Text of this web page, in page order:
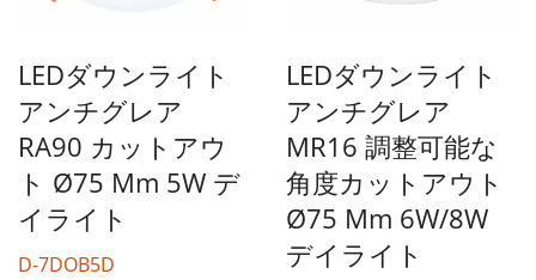
LEDダウンライト
アンチグレア
RA90 カットアウ
ト Ø75 Mm 5W デ
イライト
D-7DOB5D
LEDダウンライト
アンチグレア
MR16 調整可能な
角度カットアウト
Ø75 Mm 6W/8W
デイライト